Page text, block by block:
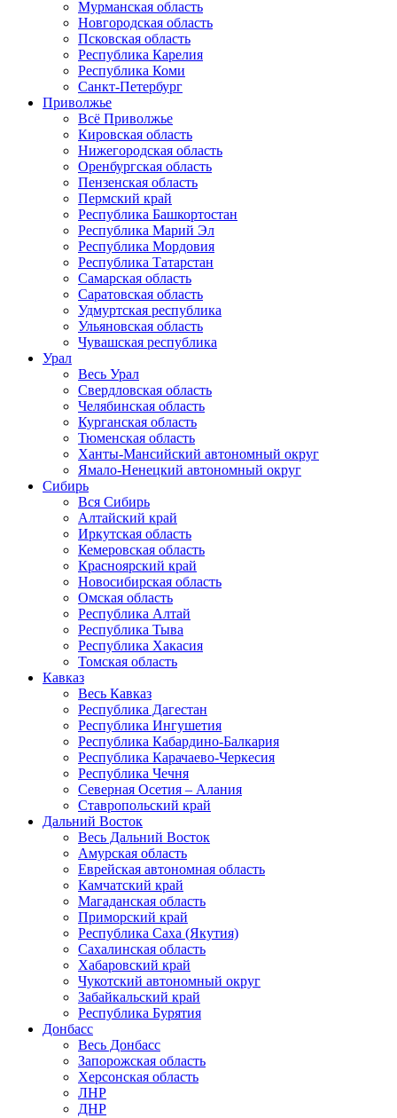
Мурманская область
Новгородская область
Псковская область
Республика Карелия
Республика Коми
Санкт-Петербург
Приволжье
Всё Приволжье
Кировская область
Нижегородская область
Оренбургская область
Пензенская область
Пермский край
Республика Башкортостан
Республика Марий Эл
Республика Мордовия
Республика Татарстан
Самарская область
Саратовская область
Удмуртская республика
Ульяновская область
Чувашская республика
Урал
Весь Урал
Свердловская область
Челябинская область
Курганская область
Тюменская область
Ханты-Мансийский автономный округ
Ямало-Ненецкий автономный округ
Сибирь
Вся Сибирь
Алтайский край
Иркутская область
Кемеровская область
Красноярский край
Новосибирская область
Омская область
Республика Алтай
Республика Тыва
Республика Хакасия
Томская область
Кавказ
Весь Кавказ
Республика Дагестан
Республика Ингушетия
Республика Кабардино-Балкария
Республика Карачаево-Черкесия
Республика Чечня
Северная Осетия – Алания
Ставропольский край
Дальний Восток
Весь Дальний Восток
Амурская область
Еврейская автономная область
Камчатский край
Магаданская область
Приморский край
Республика Саха (Якутия)
Сахалинская область
Хабаровский край
Чукотский автономный округ
Забайкальский край
Республика Бурятия
Донбасс
Весь Донбасс
Запорожская область
Херсонская область
ЛНР
ДНР